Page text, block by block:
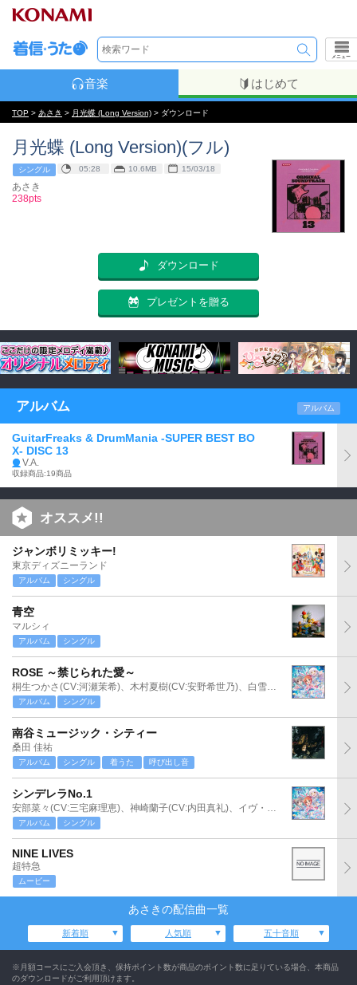
メニュー
音楽 はじめて
TOP > あさき > 月光蝶 (Long Version) > ダウンロード
月光蝶 (Long Version)(フル)
シングル 05:28 10.6MB 15/03/18
あさき
238pts
ダウンロード
プレゼントを贈る
アルバム アルバム
GuitarFreaks & DrumMania -SUPER BEST BO
X- DISC 13
V.A.
収録商品:19商品
オススメ!!
ジャンボリミッキー!
東京ディズニーランド
アルバム シングル
青空
マルシィ
アルバム シングル
ROSE ～禁じられた愛～
桐生つかさ(CV:河瀬茉希)、木村夏樹(CV:安野希世乃)、白雪千夜(CV:関口理咲)
アルバム シングル
南谷ミュージック・シティー
桑田 佳祐
アルバム シングル 着うた 呼び出し音
シンデレラNo.1
安部菜々(CV:三宅麻理恵)、神崎蘭子(CV:内田真礼)、イヴ・サンタクロース(CV:松永あかね)
アルバム シングル
NINE LIVES
超特急
ムービー
あさきの配信曲一覧
新着順 人気順 五十音順
※月額コースにご入会頂き、保持ポイント数が商品のポイント数に足りている場合、本商品
のダウンロードがご利用頂けます。